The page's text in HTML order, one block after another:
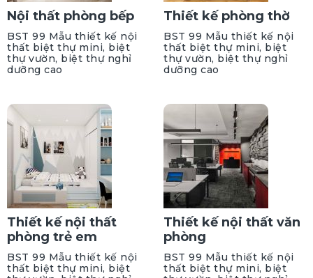
Nội thất phòng bếp
BST 99 Mẫu thiết kế nội
thất biệt thự mini, biệt
thự vườn, biệt thự nghỉ
dưỡng cao
Thiết kế phòng thờ
BST 99 Mẫu thiết kế nội
thất biệt thự mini, biệt
thự vườn, biệt thự nghỉ
dưỡng cao
Thiết kế nội thất
phòng trẻ em
BST 99 Mẫu thiết kế nội
thất biệt thự mini, biệt
Thiết kế nội thất văn
phòng
BST 99 Mẫu thiết kế nội
thất biệt thự mini, biệt